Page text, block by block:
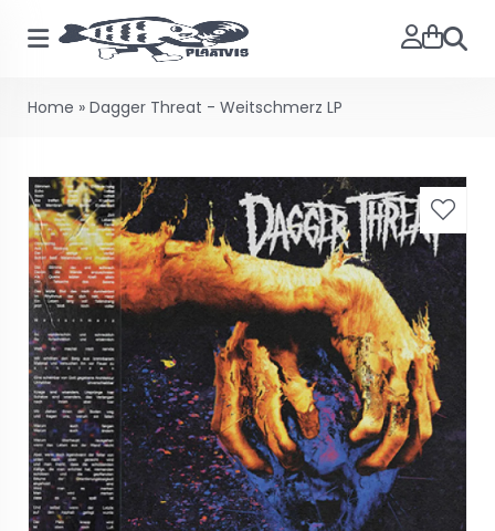
Search
Home » Dagger Threat - Weitschmerz LP